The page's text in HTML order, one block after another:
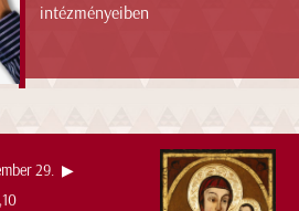
intézményeiben
29. ▶︎